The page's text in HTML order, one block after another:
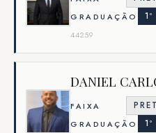
GRADUAÇÃO
44259
DANIEL
FAIXA
GRADUAÇÃO